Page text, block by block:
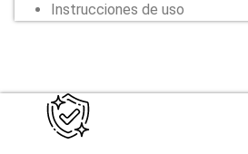
Instrucciones de uso